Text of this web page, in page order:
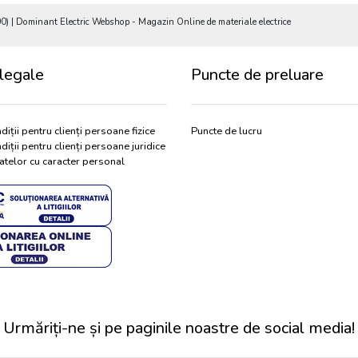
| Dominant Electric Webshop - Magazin Online de materiale electrice
pentru clienți persoane fizice
pentru clienți persoane juridice
cu caracter personal
Puncte de preluare
Puncte de lucru
Urmăriți-ne și pe paginile noastre de social media!